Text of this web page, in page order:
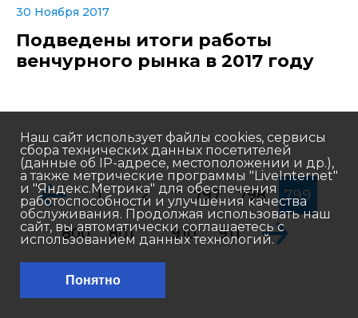
30 Ноября 2017
Подведены итоги работы
венчурного рынка в 2017 году
1 2 ... 797 798 799
800 801 ... 910 911
Наш сайт использует файлы cookies, сервисы
сбора технических данных посетителей
(данные об IP-адресе, местоположении и др.),
а также метрические программы "LiveInternet"
и "Яндекс.Метрика" для обеспечения
работоспособности и улучшения качества
обслуживания. Продолжая использовать наш
сайт, вы автоматически соглашаетесь с
использованием данных технологий.
Понятно